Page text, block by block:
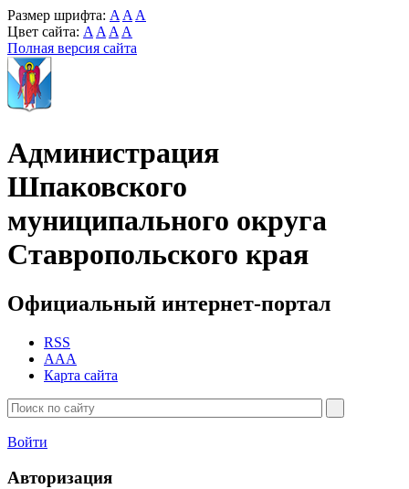
Размер шрифта: A A A
Цвет сайта: A A A A
Полная версия сайта
Администрация
Шпаковского
муниципального округа
Ставропольского края
Официальный интернет-портал
RSS
AAA
Карта сайта
Войти
Авторизация